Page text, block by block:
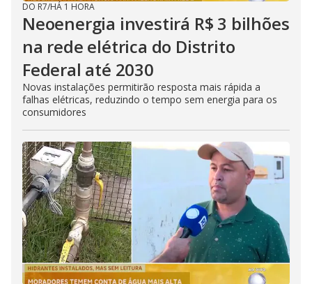
DO R7/HÁ 1 HORA
Neoenergia investirá R$ 3 bilhões
na rede elétrica do Distrito
Federal até 2030
Novas instalações permitirão resposta mais rápida a
falhas elétricas, reduzindo o tempo sem energia para os
consumidores